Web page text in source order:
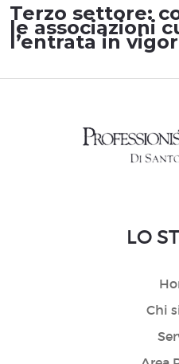
Terzo settore:
le associazioni
l’entrata in
LO
Chi